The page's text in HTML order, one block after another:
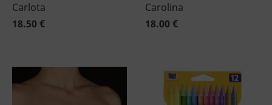
Carlota
18.50 €
Carolina
18.00 €